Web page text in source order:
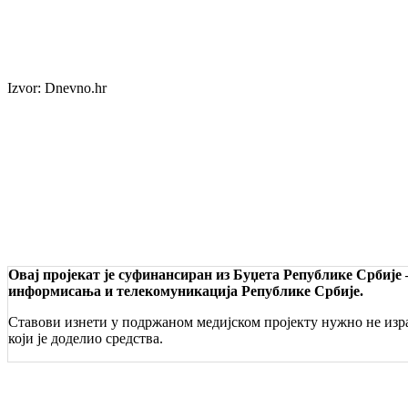
Izvor: Dnevno.hr
Овај пројекат је суфинансиран из Буџета Републике
информисања и телекомуникација Републике Србије.
Ставови изнети у подржаном медијском пројекту нужно не
који је доделио средства.